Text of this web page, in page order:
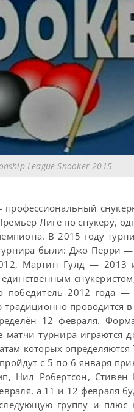
League Snooker 2015
профессиональный
Лиге по снукеру,
В 2015 году
были: Джо
Мартин Гулд — 2013
победитель 2012 года
проводится в
12 февраля.
турнира играются
которых
с 5 по 6 января
Робертсон, Стивен
а 11 и 12 февраля
группу и плюс